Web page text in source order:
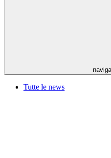
Tutte le news